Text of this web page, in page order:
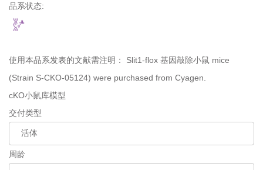
品系状态:
使用本品系发表的文献需注明： Slit1-flox 基因敲除小鼠 mice
(Strain S-CKO-05124) were purchased from Cyagen.
cKO小鼠库模型
交付类型
周龄